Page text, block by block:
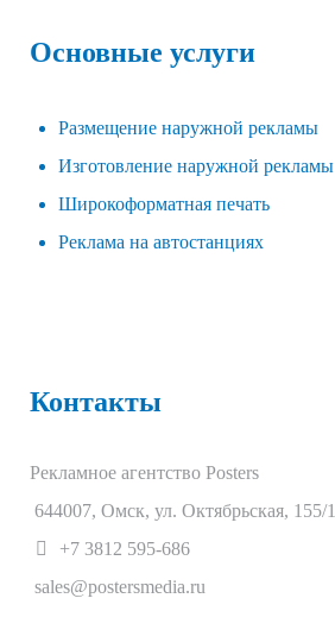
Основные услуги
Размещение наружной рекламы
Изготовление наружной рекламы
Широкоформатная печать
Реклама на автостанциях
Контакты
Рекламное агентство Posters
644007, Омск, ул. Октябрьская, 155/1
+7 3812 595-686
sales@postersmedia.ru